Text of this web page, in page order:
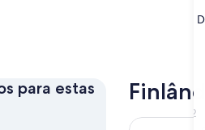
e2
para estas